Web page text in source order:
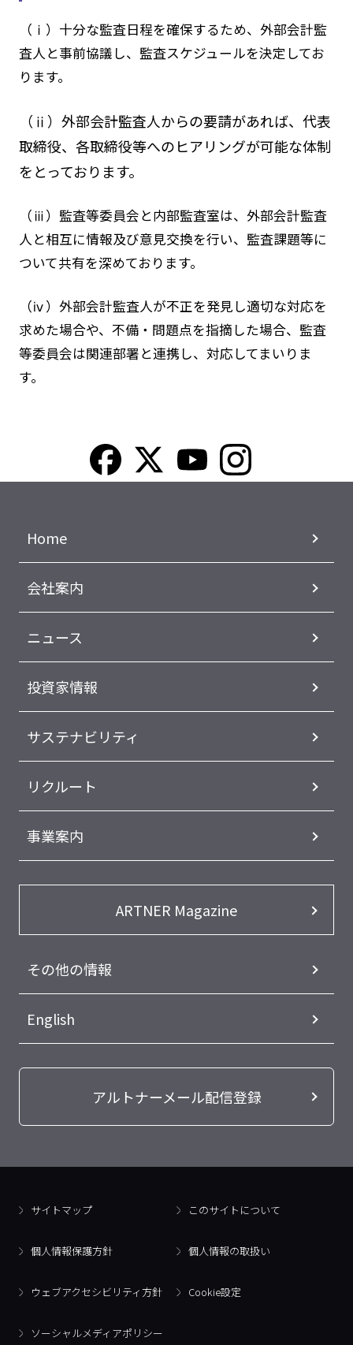
（ⅰ）十分な監査日程を確保するため、外部会計監
査人と事前協議し、監査スケジュールを決定してお
ります。
（ⅱ）外部会計監査人からの要請があれば、代表
取締役、各取締役等へのヒアリングが可能な体制
をとっております。
（ⅲ）監査等委員会と内部監査室は、外部会計監査
人と相互に情報及び意見交換を行い、監査課題等に
ついて共有を深めております。
（ⅳ）外部会計監査人が不正を発見し適切な対応を
求めた場合や、不備・問題点を指摘した場合、監査
等委員会は関連部署と連携し、対応してまいりま
す。
Home
会社案内
ニュース
投資家情報
サステナビリティ
リクルート
事業案内
ARTNER Magazine
その他の情報
English
アルトナーメール配信登録
サイトマップ このサイトについて
個人情報保護方針 個人情報の取扱い
ウェブアクセシビリティ方針 Cookie設定
ソーシャルメディアポリシー